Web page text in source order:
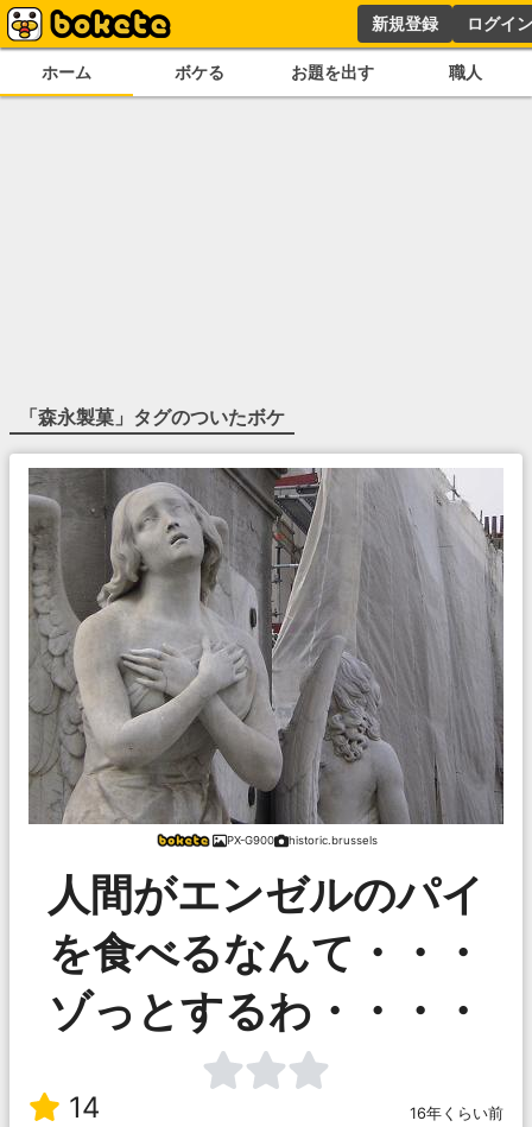
新規登録 ログイン
ホーム ボケる お題を出す 職人
「森永製菓 」タグのついたボケ
PX-G900 historic.brussels
人間がエンゼルのパイ
を食べるなんて・・・
ゾっとするわ・・・・
14
16年くらい前